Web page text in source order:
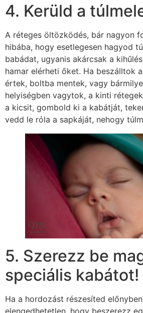
4. Kerüld a
A réteges öltözködés, bár nagyon
hibába, hogy esetlegesen hagyod
babádat, ugyanis akárcsak a
hamar elérheti őket. Ha beszálltok
értek, boltba mentek, vagy
helyiségben vagytok, a kinti
a kicsit, gombold ki a kabátját,
vedd le róla a sapkáját, nehogy
5. Szerezz be
speciális kabátot!
Ha a hordozást részesíted